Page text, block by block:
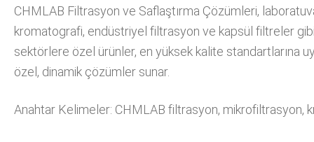
CHMLAB Filtrasyon ve Saflaştırma Çözümleri,
kromatografi, endüstriyel filtrasyon ve kapsül filtreler
sektörlere özel ürünler, en yüksek kalite standartlarına
özel, dinamik çözümler sunar.
Anahtar Kelimeler: CHMLAB filtrasyon, mikrofiltrasyon,